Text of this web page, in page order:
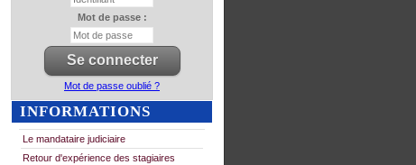
Mot de passe :
Mot de passe oublié ?
INFORMATIONS
Le mandataire judiciaire
Retour d'expérience des stagiaires